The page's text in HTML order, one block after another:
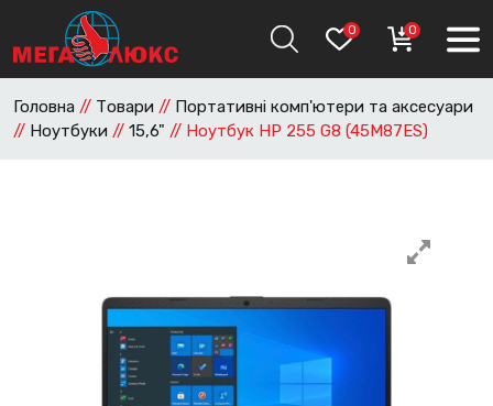
0 0
Головна // Товари // Портативні комп'ютери та аксесуари
// Ноутбуки // 15,6" // Ноутбук HP 255 G8 (45M87ES)